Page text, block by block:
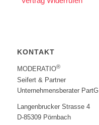
KONTAKT
MODERATIO®
Seifert & Partner
Unternehmensberater PartG
Langenbrucker Strasse 4
D-85309 Pörnbach